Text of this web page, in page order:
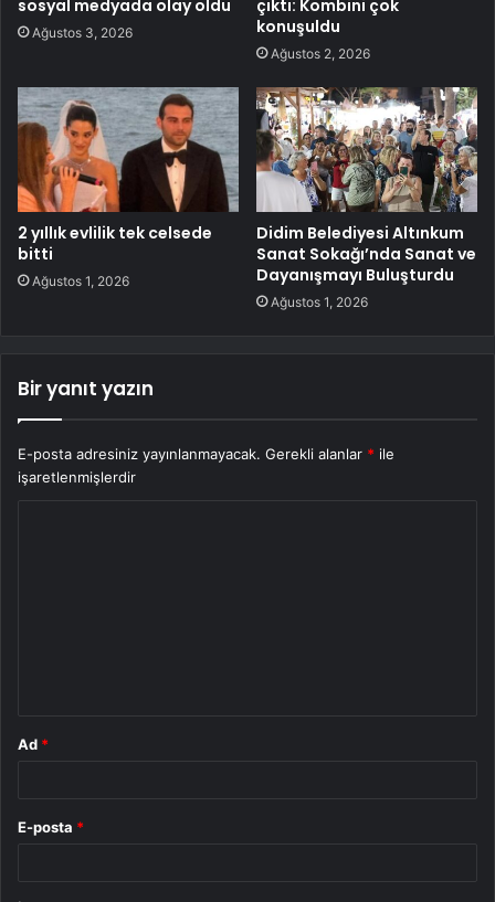
sosyal medyada olay oldu
Ağustos 3, 2026
çıktı: Kombini çok
konuşuldu
Ağustos 2, 2026
2 yıllık evlilik tek celsede
bitti
Ağustos 1, 2026
Didim Belediyesi Altınkum
Sanat Sokağı’nda Sanat ve
Dayanışmayı Buluşturdu
Ağustos 1, 2026
Bir yanıt yazın
E-posta adresiniz yayınlanmayacak. Gerekli alanlar * ile
işaretlenmişlerdir
Ad *
E-posta *